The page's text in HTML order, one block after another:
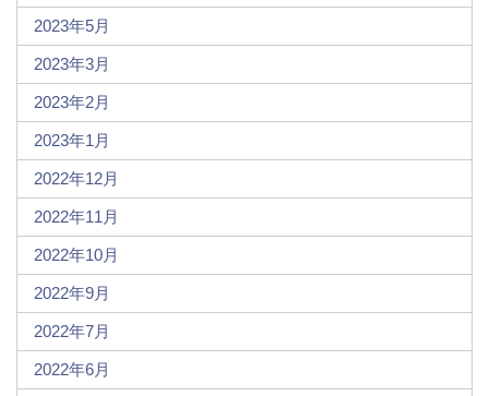
2023年5月
2023年3月
2023年2月
2023年1月
2022年12月
2022年11月
2022年10月
2022年9月
2022年7月
2022年6月